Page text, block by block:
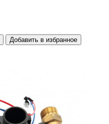
Добавить в избранное